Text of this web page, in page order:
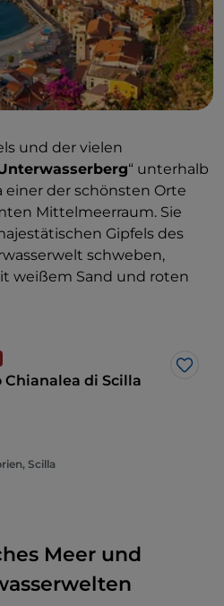
und der vielen
“ unterhalb
einer der schönsten Orte
Mittelmeerraum. Sie
Gipfels des
schweben,
weißem Sand und roten
Like
Chianalea di Scilla
Scilla
Meer und